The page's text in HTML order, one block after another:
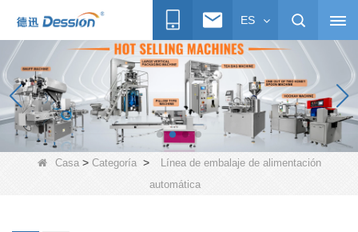
ES
Casa> Categoría>
Línea de embalaje de alimentación
automática